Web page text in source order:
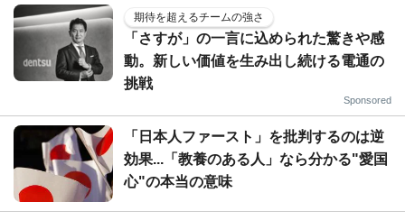
期待を超えるチームの強さ
「さすが」の一言に込められた驚きや感
動。新しい価値を生み出し続ける電通の
挑戦
Sponsored
「日本人ファースト」を批判するのは逆
効果...「教養のある人」なら分かる"愛国
心"の本当の意味